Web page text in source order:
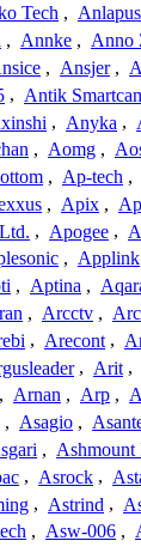
Tech , Anlapus
, Annke , Anno
, Ansjer ,
, Antik
, Anyka ,
, Aomg ,
, Ap-tech ,
, Apix ,
, Apogee ,
, Applink
, Aptina ,
, Arcctv ,
, Arecont ,
, Arit ,
, Arnan , Arp ,
, Asagio ,
, Ashmount
, Asrock ,
, Astrind ,
, Asw-006 ,